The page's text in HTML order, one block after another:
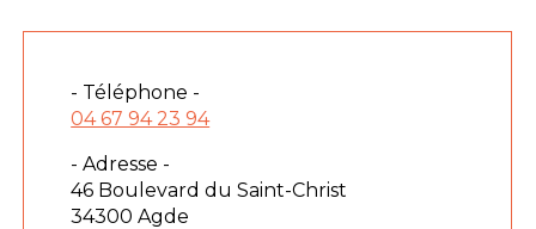
- Téléphone -
04 67 94 23 94
- Adresse -
46 Boulevard du Saint-Christ
34300 Agde